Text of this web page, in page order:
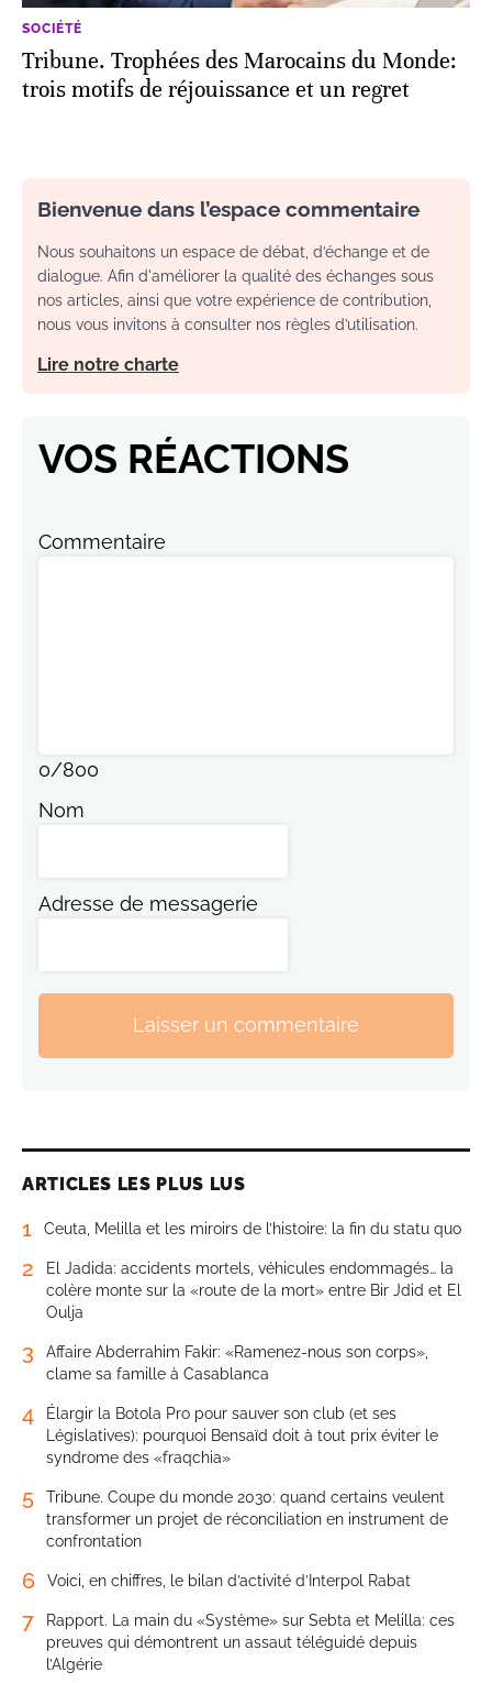
SOCIÉTÉ
Tribune. Trophées des Marocains du Monde:
trois motifs de réjouissance et un regret
Bienvenue dans l’espace commentaire
Nous souhaitons un espace de débat, d’échange et de
dialogue. Afin d'améliorer la qualité des échanges sous
nos articles, ainsi que votre expérience de contribution,
nous vous invitons à consulter nos règles d’utilisation.
Lire notre charte
VOS RÉACTIONS
Commentaire
0/800
Nom
Adresse de messagerie
Laisser un commentaire
ARTICLES LES PLUS LUS
1 Ceuta, Melilla et les miroirs de l’histoire: la fin du statu quo
2
El Jadida: accidents mortels, véhicules endommagés… la
colère monte sur la «route de la mort» entre Bir Jdid et El
Oulja
3
Affaire Abderrahim Fakir: «Ramenez-nous son corps»,
clame sa famille à Casablanca
4
Élargir la Botola Pro pour sauver son club (et ses
Législatives): pourquoi Bensaïd doit à tout prix éviter le
syndrome des «fraqchia»
5
Tribune. Coupe du monde 2030: quand certains veulent
transformer un projet de réconciliation en instrument de
confrontation
6 Voici, en chiffres, le bilan d’activité d’Interpol Rabat
7
Rapport. La main du «Système» sur Sebta et Melilla: ces
preuves qui démontrent un assaut téléguidé depuis
l’Algérie